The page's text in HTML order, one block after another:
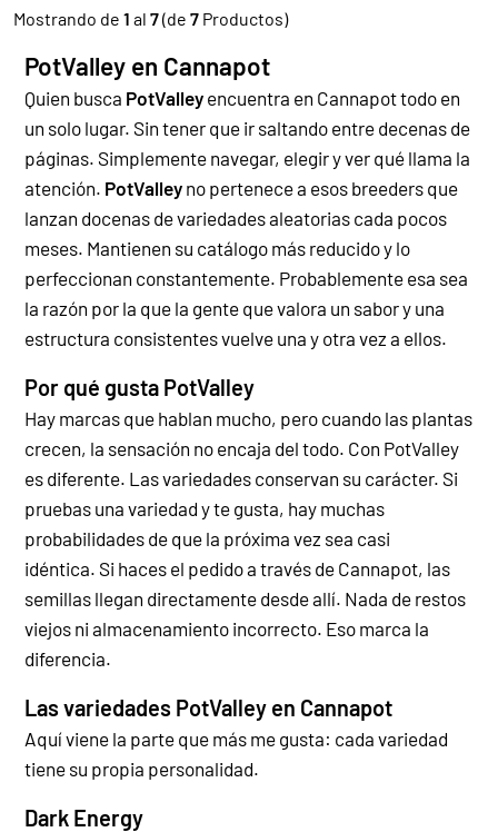
Mostrando de 1 al 7(de 7 Productos)
PotValley en Cannapot
Quien busca PotValley encuentra en Cannapot todo en
un solo lugar. Sin tener que ir saltando entre decenas de
páginas. Simplemente navegar, elegir y ver qué llama la
atención. PotValley no pertenece a esos breeders que
lanzan docenas de variedades aleatorias cada pocos
meses. Mantienen su catálogo más reducido y lo
perfeccionan constantemente. Probablemente esa sea
la razón por la que la gente que valora un sabor y una
estructura consistentes vuelve una y otra vez a ellos.
Por qué gusta PotValley
Hay marcas que hablan mucho, pero cuando las plantas
crecen, la sensación no encaja del todo. Con PotValley
es diferente. Las variedades conservan su carácter. Si
pruebas una variedad y te gusta, hay muchas
probabilidades de que la próxima vez sea casi
idéntica. Si haces el pedido a través de Cannapot, las
semillas llegan directamente desde allí. Nada de restos
viejos ni almacenamiento incorrecto. Eso marca la
diferencia.
Las variedades PotValley en Cannapot
Aquí viene la parte que más me gusta: cada variedad
tiene su propia personalidad.
Dark Energy